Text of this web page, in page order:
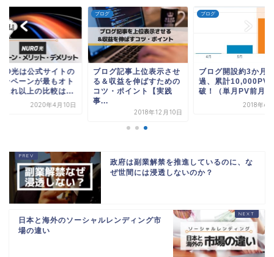
光は公式サイトの
ンペーンが最もオト
これ以上の比較は...
2020年4月10日
ブログ
ブログ記事上位表示させ
る＆収益を伸ばすための
コツ・ポイント【実践
事...
2018年12月10日
ブログ
ブログ開設約3か月
過、累計10,000PV
破！（単月PV前月
2018年6
政府は副業解禁を推進しているのに、な
ぜ世間には浸透しないのか？
日本と海外のソーシャルレンディング市
場の違い